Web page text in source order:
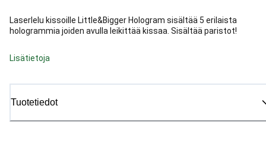
Laserlelu kissoille Little&Bigger Hologram sisältää 5 erilaista
hologrammia joiden avulla leikittää kissaa. Sisältää paristot!
Lisätietoja
Tuotetiedot